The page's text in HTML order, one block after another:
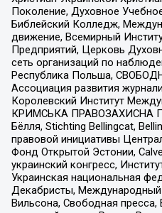
Поколение, Духовное
Библейский Колледж,
движение, Всемирный
Предприятий, Церковь
сеть организаций по
Республика Польша,
Ассоциация развития
Королевский Институт
КРИМСЬКА ПРАВОЗАХИСНА
Бёлля, Stichting Bellingcat,
правовой инициативы
Фонд Открытой Эстонии,
украинский конгресс,
Украинская национальная
Декабристы,
Вильсона, Свободная